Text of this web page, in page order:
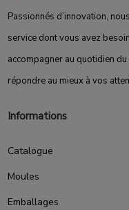
Passionnés d’innovation,
service dont vous avez
accompagner au quotidien
répondre au mieux à vos
Informations
Catalogue
Moules
Emballages